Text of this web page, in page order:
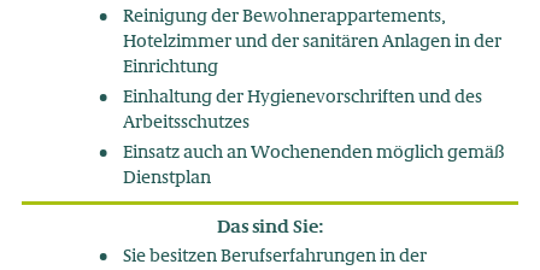
Reinigung der Bewohnerappartements,
Hotelzimmer und der sanitären Anlagen in der
Einrichtung
Einhaltung der Hygienevorschriften und des
Arbeitsschutzes
Einsatz auch an Wochenenden möglich gemäß
Dienstplan
Das sind Sie:
Sie besitzen Berufserfahrungen in der